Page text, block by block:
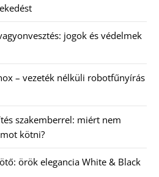
jogok és védelmek
– vezeték nélküli robotfűnyírás
szakemberrel: miért nem
kötni?
örök elegancia White & Black